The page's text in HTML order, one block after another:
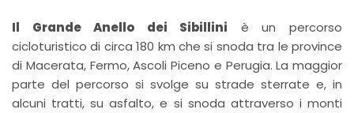
Il Grande Anello dei Sibillini è un percorso
cicloturistico di circa 180 km che si snoda tra le province
di Macerata, Fermo, Ascoli Piceno e Perugia. La maggior
parte del percorso si svolge su strade sterrate e, in
alcuni tratti, su asfalto, e si snoda attraverso i monti